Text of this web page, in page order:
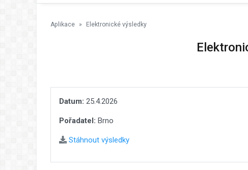
Aplikace Elektronické výsledky
Datum: 25.4.2026
Pořadatel: Brno
Stáhnout výsledky